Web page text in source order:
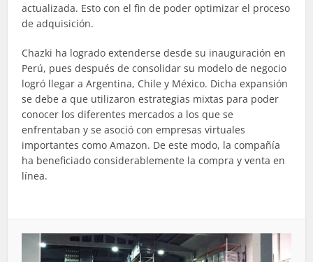
actualizada. Esto con el fin de poder optimizar el proceso
de adquisición.
Chazki ha logrado extenderse desde su inauguración en
Perú, pues después de consolidar su modelo de negocio
logró llegar a Argentina, Chile y México. Dicha expansión
se debe a que utilizaron estrategias mixtas para poder
conocer los diferentes mercados a los que se
enfrentaban y se asoció con empresas virtuales
importantes como Amazon. De este modo, la compañía
ha beneficiado considerablemente la compra y venta en
línea.